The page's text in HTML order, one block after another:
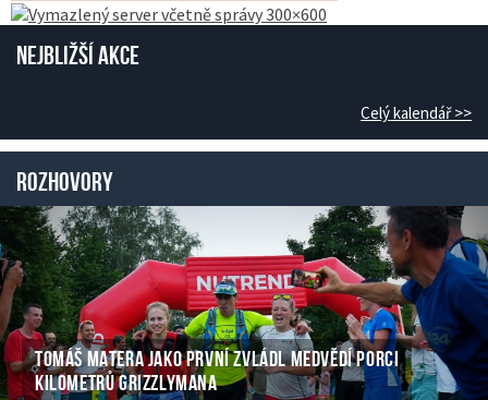
Nejbližší akce
Celý kalendář >>
Rozhovory
TOMÁŠ MATERA JAKO PRVNÍ ZVLÁDL MEDVĚDÍ PORCI
KILOMETRŮ GRIZZLYMANA